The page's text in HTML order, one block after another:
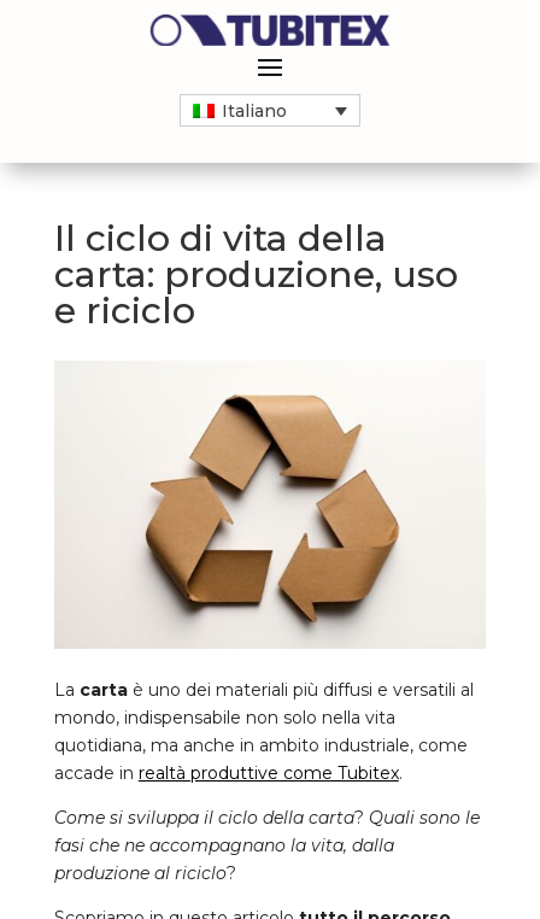
Italiano
Il ciclo di vita della
carta: produzione, uso
e riciclo
La cartaè uno dei materiali più diffusi e versatili al
mondo, indispensabile non solo nella vita
quotidiana, ma anche in ambito industriale, come
accade in realtà produttive come Tubitex.
Come si sviluppa il ciclo della carta? Quali sono le
fasi che ne accompagnano la vita, dalla
produzione al riciclo?